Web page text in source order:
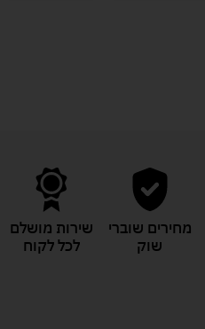
מחירים שוברי
שוק
שירות מושלם
לכל לקוח